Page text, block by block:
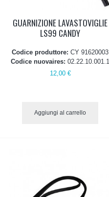
GUARNIZIONE LAVASTOVIGLIE
LS99 CANDY
Codice produttore:CY 91620003
Codice nuovaires:02.22.10.001.1
12,00 €
Aggiungi al carrello